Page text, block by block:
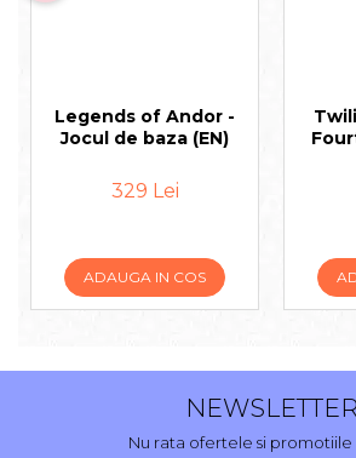
Legends of Andor -
Jocul de baza (EN)
329 Lei
ADAUGA IN COS
NEWSLETTER
Nu rata ofertele si promotiile